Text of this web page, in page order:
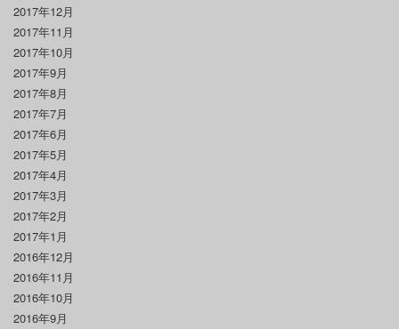
2017年12月
2017年11月
2017年10月
2017年9月
2017年8月
2017年7月
2017年6月
2017年5月
2017年4月
2017年3月
2017年2月
2017年1月
2016年12月
2016年11月
2016年10月
2016年9月